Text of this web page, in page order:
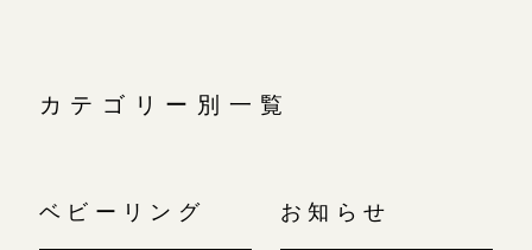
カテゴリー別一覧
ベビーリング お知らせ